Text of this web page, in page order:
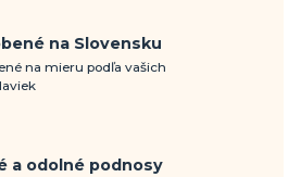
na Slovensku
na mieru podľa vašich
a odolné podnosy